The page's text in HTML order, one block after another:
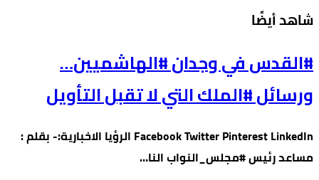
‫شاهد أيضًا‬
#القدس في وجدان #الهاشميين…
ورسائل #الملك التي لا تقبل التأويل
Facebook Twitter Pinterest LinkedIn الرؤيا الاخبارية:- بقلم :
مساعد رئيس #مجلس_النواب النا…